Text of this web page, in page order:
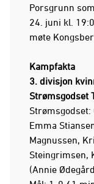
Porsgrunn
24. juni kl.
møte
Kampfakta
3. divisjon
Strømsgodset
Strømsgodset:
Emma
Magnussen,
Steingrimsen,
(Annie